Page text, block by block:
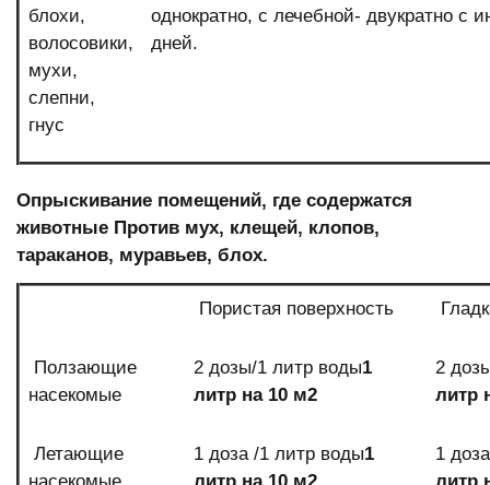
блохи,
волосовики,
мухи,
слепни,
гнус
однократно, с лечебной- двукратно с
дней.
Опрыскивание помещений, где содержатся
животные Против мух, клещей, клопов,
тараканов, муравьев, блох.
Пористая поверхность
Ползающие
насекомые
2 дозы/1 литр воды1
литр на 10 м2
2
литр
Летающие
1 доза /1 литр воды1
1